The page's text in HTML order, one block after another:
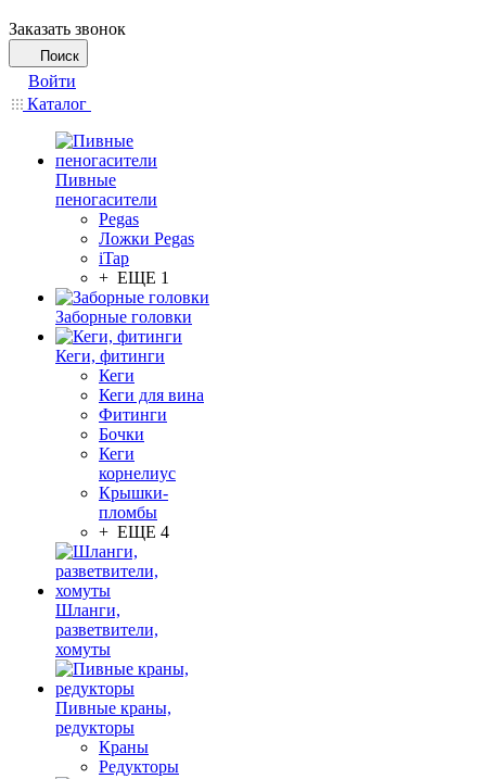
Заказать звонок
Поиск
Войти
Каталог
Пивные
пеногасители
Pegas
Ложки Pegas
iTap
+ ЕЩЕ 1
Заборные головки
Кеги, фитинги
Кеги
Кеги для вина
Фитинги
Бочки
Кеги
корнелиус
Крышки-
пломбы
+ ЕЩЕ 4
Шланги,
разветвители,
хомуты
Пивные краны,
редукторы
Краны
Редукторы